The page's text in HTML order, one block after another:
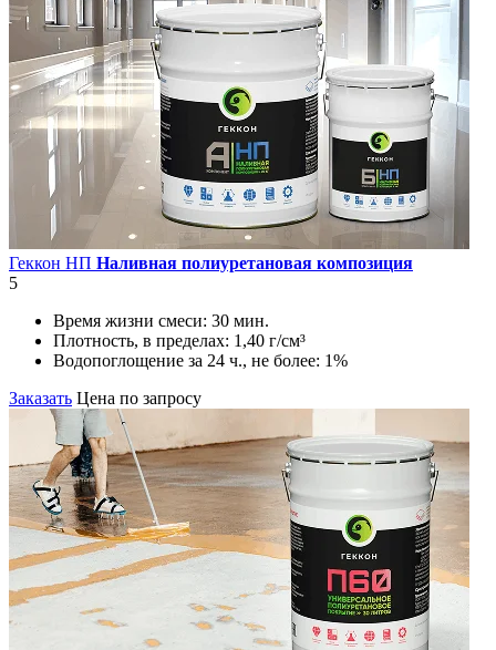
Геккон НП Наливная полиуретановая композиция
5
Время жизни смеси: 30 мин.
Плотность, в пределах: 1,40 г/см³
Водопоглощение за 24 ч., не более: 1%
Заказать Цена по запросу